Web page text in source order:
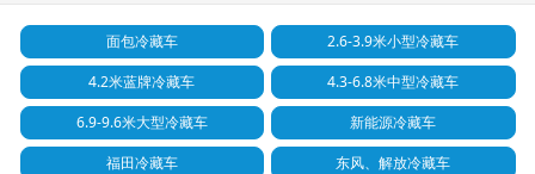
面包冷藏车
2.6-3.9米小型冷藏车
4.2米蓝牌冷藏车
4.3-6.8米中型冷藏车
6.9-9.6米大型冷藏车
新能源冷藏车
福田冷藏车
东风、解放冷藏车